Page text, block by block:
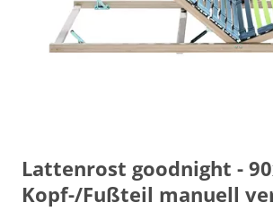
Lattenrost goodnight -
Kopf-/Fußteil manuell